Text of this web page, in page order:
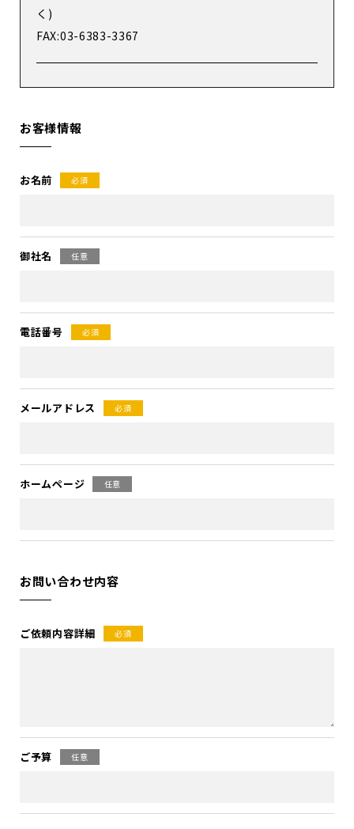
く)
FAX:03-6383-3367
お客様情報
お名前 必須
御社名 任意
電話番号 必須
メールアドレス 必須
ホームページ 任意
お問い合わせ内容
ご依頼内容詳細 必須
ご予算 任意